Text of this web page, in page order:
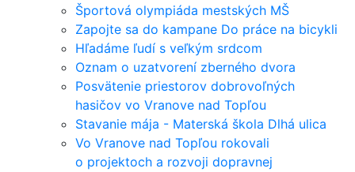
Športová olympiáda mestských MŠ
Zapojte sa do kampane Do práce na bicykli
Hľadáme ľudí s veľkým srdcom
Oznam o uzatvorení zberného dvora
Posvätenie priestorov dobrovoľných
hasičov vo Vranove nad Topľou
Stavanie mája - Materská škola Dlhá ulica
Vo Vranove nad Topľou rokovali
o projektoch a rozvoji dopravnej